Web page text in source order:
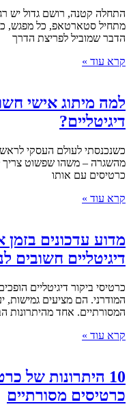
התחלה קטנה, רושם גדול יש
מתחיל סטארטאפ, כל מפגש,
הדבר שמוביל לפריצת הדרך
קרא עוד »
למה מיתוג אישי
דיגיטליים?
כשנכנסתי לעולם העסקי
מהשגרה – משהו שפשוט צריך
כרטיסים עם אותו
קרא עוד »
מדוע עדכונים
דיגיטליים חשובים
כרטיסי ביקור דיגיטליים
המודרני. הם מציעים גמישות,
המסורתיים. אחד מהיתרונות
קרא עוד »
10 היתרונות של
כרטיסים מסורתיים